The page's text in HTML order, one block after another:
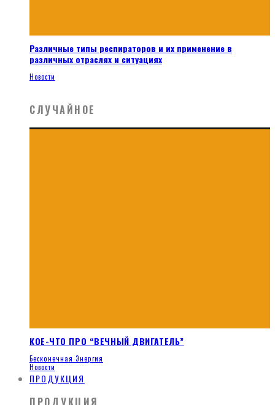
Различные типы респираторов и их применение в
различных отраслях и ситуациях
Новости
СЛУЧАЙНОЕ
КОЕ-ЧТО ПРО “ВЕЧНЫЙ ДВИГАТЕЛЬ”
Бесконечная Энергия
Новости
ПРОДУКЦИЯ